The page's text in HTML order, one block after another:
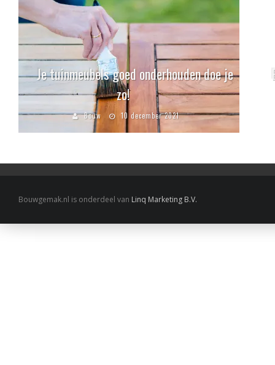
Je tuinmeubels goed onderhouden doe je
zo!
Bouw 10 december 2021
Bouwgemak.nl is onderdeel van Linq Marketing B.V.